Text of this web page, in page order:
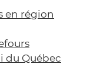
en région
du Québec